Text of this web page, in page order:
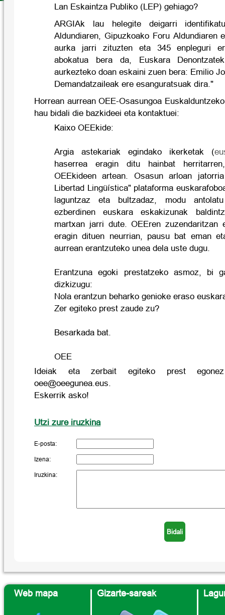
Lan Eskaintza Publiko (LEP) gehiago?
ARGIAk lau helegite deigarri
Aldundiaren, Gipuzkoako Foru Aldundiaren
aurka jarri zituzten eta 345 enpleguri
abokatua bera da, Euskara
aurkezteko doan eskaini zuen bera: Emilio
Demandatzaileak ere esanguratsuak dira."
Horrean aurrean OEE-Osasungoa
hau bidali die bazkideei eta kontaktuei:
Kaixo OEEkide:
Argia astekariak egindako ikerketak (
haserrea eragin ditu hainbat
OEEkideen artean. Osasun arloan
Libertad Lingüística" plataforma
laguntzaz eta bultzadaz, modu
ezberdinen euskara eskakizunak
martxan jarri dute. OEEren zuzendaritzan
eragin dituen neurrian, pausu bat eman
aurrean erantzuteko unea dela uste dugu.
Erantzuna egoki prestatzeko asmoz, bi
dizkizugu:
Nola erantzun beharko genioke eraso
Zer egiteko prest zaude zu?
Besarkada bat.
OEE
Ideiak eta zerbait egiteko prest
oee@oeegunea.eus.
Eskerrik asko!
Utzi zure iruzkina
E-posta:
Izena:
Iruzkina:
Web mapa Gizarte-sareak